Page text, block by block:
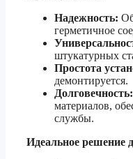
Надежность:
герметичное
штукатурных
Простота
демонтируется.
Долговечность:
материалов,
службы.
Идеальное решение